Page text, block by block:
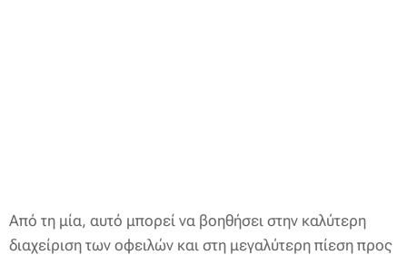
Από τη μία, αυτό μπορεί να βοηθήσει στην καλύτερη
διαχείριση των οφειλών και στη μεγαλύτερη πίεση προς